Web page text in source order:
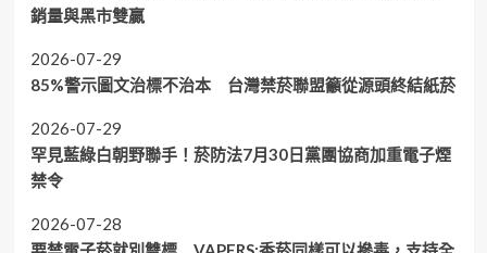
銷量與黑市雙贏
2026-07-29
85%警示圖文治標不治本 台灣禁菸聯盟籲從源頭終結紙菸
2026-07-29
罕見藍綠白朝野聯手！菸防法7月30日黨團協商加重電子煙
禁令
2026-07-28